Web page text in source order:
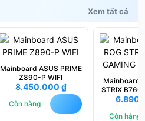
Xem tất cả
Mainboard ASUS PRIME
Z890-P WIFI
8.450.000 ₫
Còn hàng
Mainboard
STRIX
WIFI
Còn hàng